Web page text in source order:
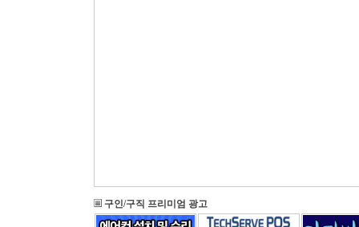
구인/구직 프리미엄 광고